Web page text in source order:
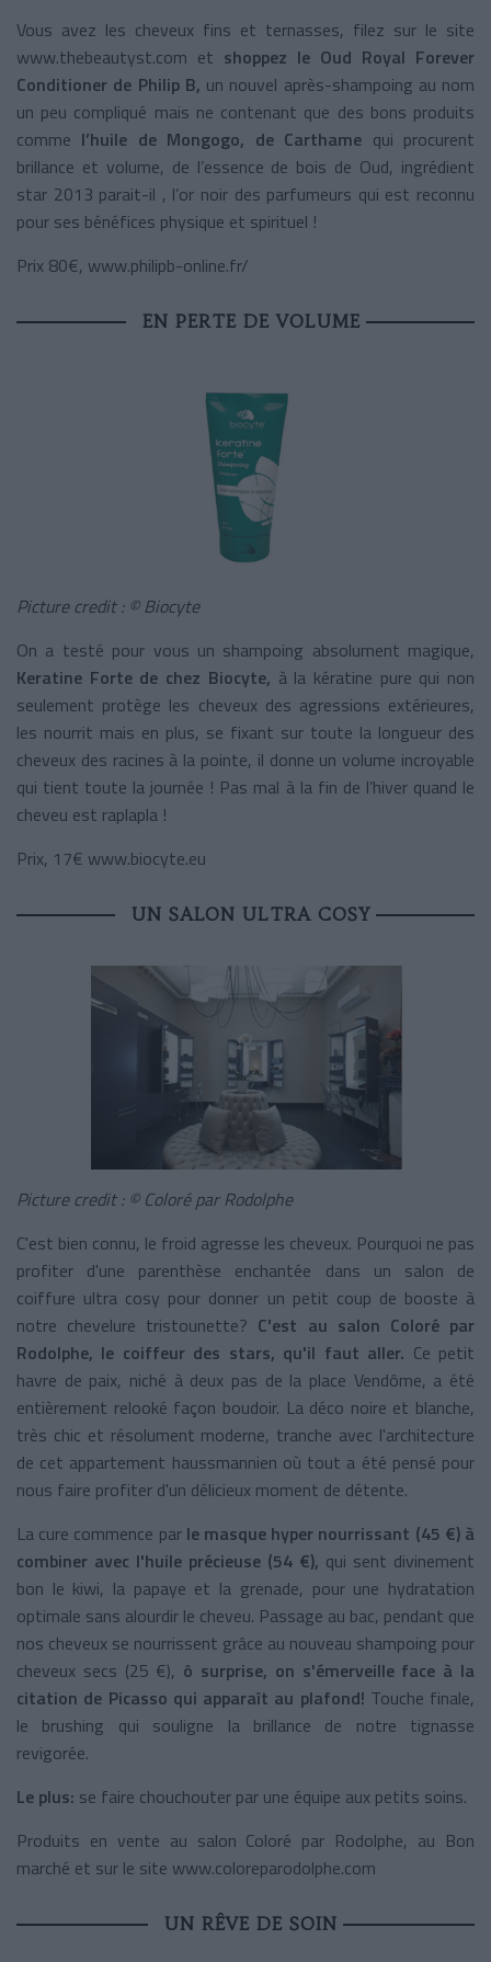
Vous avez les cheveux fins et ternasses, filez sur le site
www.thebeautyst.com et shoppez le Oud Royal Forever
Conditioner de Philip B, un nouvel après-shampoing au nom
un peu compliqué mais ne contenant que des bons produits
comme l’huile de Mongogo, de Carthame qui procurent
brillance et volume, de l’essence de bois de Oud, ingrédient
star 2013 parait-il , l’or noir des parfumeurs qui est reconnu
pour ses bénéfices physique et spirituel !
Prix 80€, www.philipb-online.fr/
EN PERTE DE VOLUME
Picture credit : © Biocyte
On a testé pour vous un shampoing absolument magique,
Keratine Forte de chez Biocyte, à la kératine pure qui non
seulement protège les cheveux des agressions extérieures,
les nourrit mais en plus, se fixant sur toute la longueur des
cheveux des racines à la pointe, il donne un volume incroyable
qui tient toute la journée ! Pas mal à la fin de l’hiver quand le
cheveu est raplapla !
Prix, 17€ www.biocyte.eu
UN SALON ULTRA COSY
Picture credit : © Coloré par Rodolphe
C'est bien connu, le froid agresse les cheveux. Pourquoi ne pas
profiter d'une parenthèse enchantée dans un salon de
coiffure ultra cosy pour donner un petit coup de booste à
notre chevelure tristounette? C'est au salon Coloré par
Rodolphe, le coiffeur des stars, qu'il faut aller. Ce petit
havre de paix, niché à deux pas de la place Vendôme, a été
entièrement relooké façon boudoir. La déco noire et blanche,
très chic et résolument moderne, tranche avec l'architecture
de cet appartement haussmannien où tout a été pensé pour
nous faire profiter d'un délicieux moment de détente.
La cure commence par le masque hyper nourrissant (45 €) à
combiner avec l'huile précieuse (54 €), qui sent divinement
bon le kiwi, la papaye et la grenade, pour une hydratation
optimale sans alourdir le cheveu. Passage au bac, pendant que
nos cheveux se nourrissent grâce au nouveau shampoing pour
cheveux secs (25 €), ô surprise, on s'émerveille face à la
citation de Picasso qui apparaît au plafond! Touche finale,
le brushing qui souligne la brillance de notre tignasse
revigorée.
Le plus: se faire chouchouter par une équipe aux petits soins.
Produits en vente au salon Coloré par Rodolphe, au Bon
marché et sur le site www.coloreparodolphe.com
UN RÊVE DE SOIN